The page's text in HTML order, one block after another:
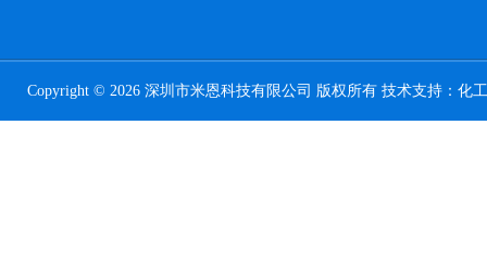
Copyright © 2026 深圳市米恩科技有限公司 版权所有 技术支持： 化